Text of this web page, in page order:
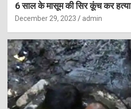
6 साल के मासूम की सिर कूंच कर हत्या
December 29, 2023 admin